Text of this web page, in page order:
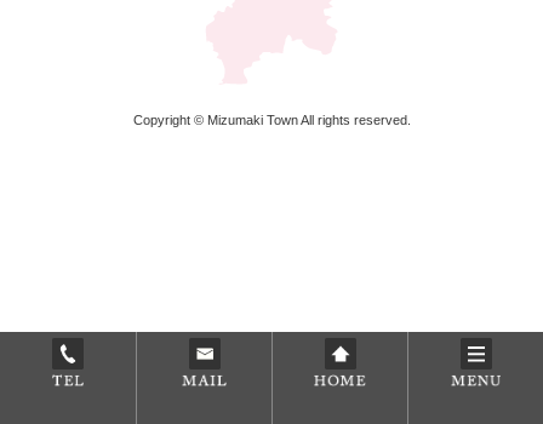
Copyright © Mizumaki Town All rights reserved.